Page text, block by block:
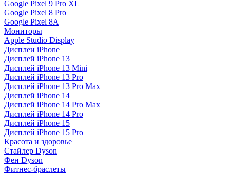
Google Pixel 9 Pro XL
Google Pixel 8 Pro
Google Pixel 8A
Мониторы
Apple Studio Display
Дисплеи iPhone
Дисплей iPhone 13
Дисплей iPhone 13 Mini
Дисплей iPhone 13 Pro
Дисплей iPhone 13 Pro Max
Дисплей iPhone 14
Дисплей iPhone 14 Pro Max
Дисплей iPhone 14 Pro
Дисплей iPhone 15
Дисплей iPhone 15 Pro
Красота и здоровье
Стайлер Dyson
Фен Dyson
Фитнес-браслеты